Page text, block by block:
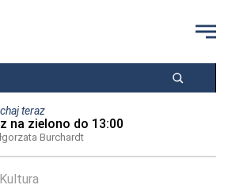
teraz
na zielono do 13:00
Burchardt
Kultura